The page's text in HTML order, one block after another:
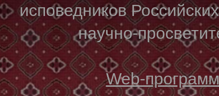
исповедников
научно-
Web-